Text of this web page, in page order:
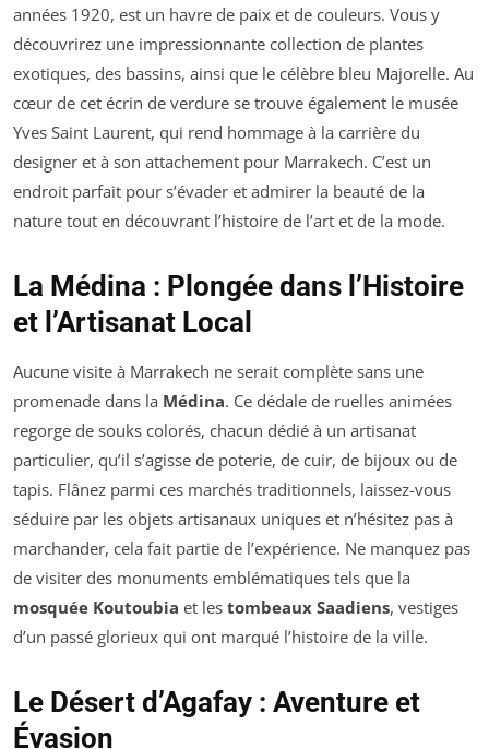
années 1920, est un havre de paix et de couleurs. Vous y
découvrirez une impressionnante collection de plantes
exotiques, des bassins, ainsi que le célèbre bleu Majorelle. Au
cœur de cet écrin de verdure se trouve également le musée
Yves Saint Laurent, qui rend hommage à la carrière du
designer et à son attachement pour Marrakech. C’est un
endroit parfait pour s’évader et admirer la beauté de la
nature tout en découvrant l’histoire de l’art et de la mode.
La Médina : Plongée dans l’Histoire
et l’Artisanat Local
Aucune visite à Marrakech ne serait complète sans une
promenade dans la Médina. Ce dédale de ruelles animées
regorge de souks colorés, chacun dédié à un artisanat
particulier, qu’il s’agisse de poterie, de cuir, de bijoux ou de
tapis. Flânez parmi ces marchés traditionnels, laissez-vous
séduire par les objets artisanaux uniques et n’hésitez pas à
marchander, cela fait partie de l’expérience. Ne manquez pas
de visiter des monuments emblématiques tels que la
mosquée Koutoubia et les tombeaux Saadiens, vestiges
d’un passé glorieux qui ont marqué l’histoire de la ville.
Le Désert d’Agafay : Aventure et
Évasion